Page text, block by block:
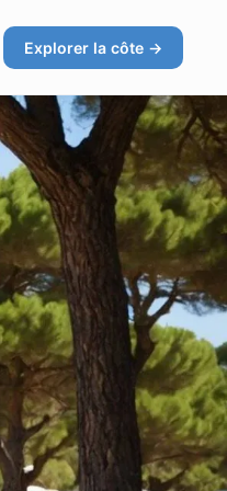
Explorer la côte →